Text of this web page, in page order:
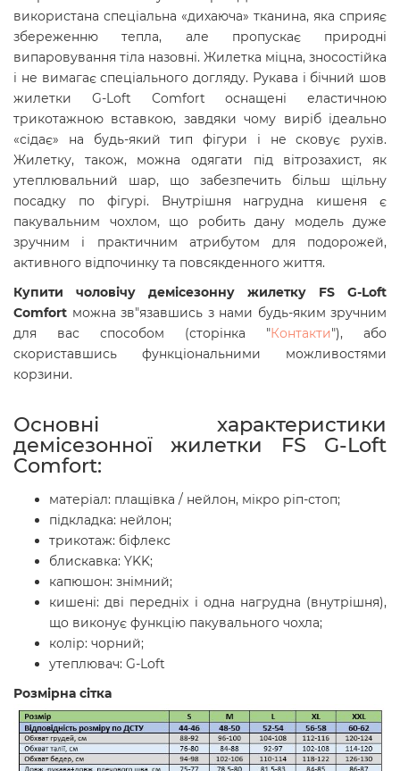
використана спеціальна «дихаюча» тканина, яка сприяє
збереженню тепла, але пропускає природні
випаровування тіла назовні. Жилетка міцна, зносостійка
і не вимагає спеціального догляду. Рукава і бічний шов
жилетки G-Loft Comfort оснащені еластичною
трикотажною вставкою, завдяки чому виріб ідеально
«сідає» на будь-який тип фігури і не сковує рухів.
Жилетку, також, можна одягати під вітрозахист, як
утеплювальний шар, що забезпечить більш щільну
посадку по фігурі. Внутрішня нагрудна кишеня є
пакувальним чохлом, що робить дану модель дуже
зручним і практичним атрибутом для подорожей,
активного відпочинку та повсякденного життя.
Купити чоловічу демісезонну жилетку FS G-Loft
Comfort можна зв"язавшись з нами будь-яким зручним
для вас способом (сторінка "Контакти"), або
скориставшись функціональними можливостями
корзини.
Основні характеристики
демісезонної жилетки FS G-Loft
Comfort:
матеріал: плащівка / нейлон, мікро ріп-стоп;
підкладка: нейлон;
трикотаж: біфлекс
блискавка: YKK;
капюшон: знімний;
кишені: дві передніх і одна нагрудна (внутрішня),
що виконує функцію пакувального чохла;
колір: чорний;
утеплювач: G-Loft
Розмірна сітка